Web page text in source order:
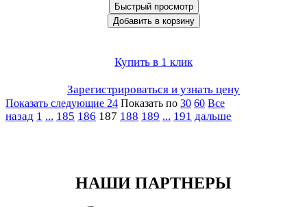
Быстрый просмотр
Добавить в корзину
Купить в 1 клик
Зарегистрироваться и узнать цену
Показать следующие 24 Показать по 30 60 Все
назад 1 ... 185 186 187 188 189 ... 191 дальше
НАШИ ПАРТНЕРЫ